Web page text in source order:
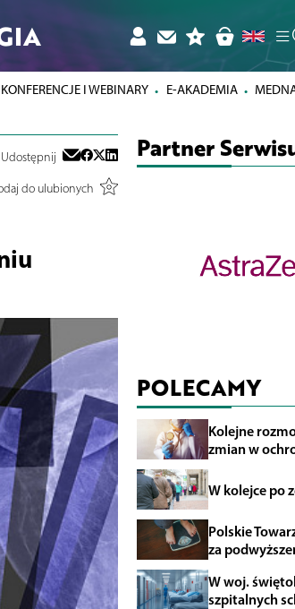
KONFERENCJE I WEBINARY E-AKADEMIA
Udostępnij
do ulubionych
Partner
POLECAMY
Kolejne
zmian w
W kolejce po
Polskie
za
W woj.
szpitalnych